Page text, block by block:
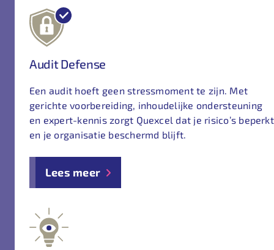
Audit Defense
Een audit hoeft geen stressmoment te zijn. Met
gerichte voorbereiding, inhoudelijke ondersteuning
en expert-kennis zorgt Quexcel dat je risico’s beperkt
en je organisatie beschermd blijft.
Lees meer